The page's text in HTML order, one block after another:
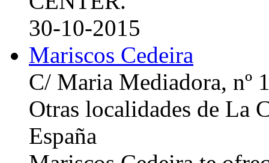
30-10-2015
Mariscos Cedeira
C/ Maria Mediadora, nº
Otras localidades de La
España